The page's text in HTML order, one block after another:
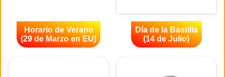
Horario de Verano
(29 de Marzo en EU)
Día de la Bastilla
(14 de Julio)